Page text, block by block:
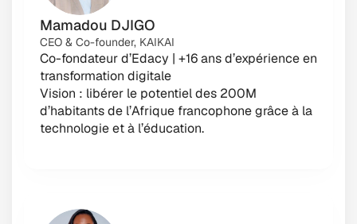
Mamadou DJIGO
CEO & Co-founder, KAIKAI
Co-fondateur d’Edacy | +16 ans d’expérience en
transformation digitale
Vision : libérer le potentiel des 200M
d’habitants de l’Afrique francophone grâce à la
technologie et à l’éducation.